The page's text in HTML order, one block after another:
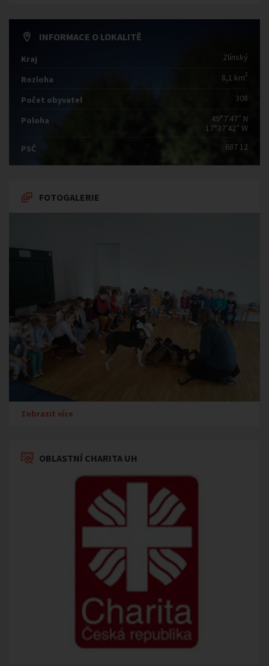
INFORMACE O LOKALITĚ
Kraj Zlínský
Rozloha 8,1 km2
Počet obyvatel 308
Poloha
49°7′47″ N
17°37′42″ W
PSČ
687 12
FOTOGALERIE
Zobrazit více
OBLASTNÍ CHARITA UH